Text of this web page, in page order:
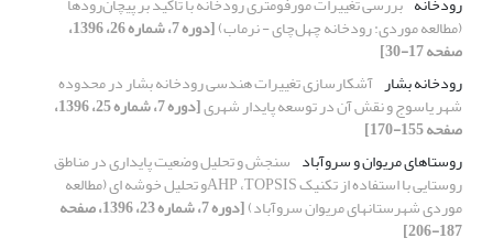
(مطالعه موردی: رودخانه چهل‌چای - نرماب) [دوره 7، شماره 26، 1396،
صفحه 17-30]
رودخانه بشار آشکارسازی تغییرات هندسی رودخانه بشار در محدوده
شهر یاسوج و نقش آن در توسعه پایدار شهری [دوره 7، شماره 25، 1396،
صفحه 155-170]
روستاهای مریوان و سروآباد سنجش و تحلیل وضعیت پایداری در مناطق
روستایی با استفاده از تکنیک AHP ،TOPSISو تحلیل خوشه ای (مطالعه
موردی شهرستانهای مریوان سروآباد) [دوره 7، شماره 23، 1396، صفحه
187-206]